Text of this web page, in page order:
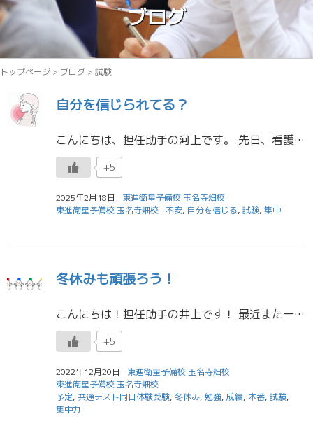
ブログ
トップページ > ブログ > 試験
自分を信じられてる？
こんにちは、担任助手の河上です。 先日、看護師国家試験を受けてきました！緊張と焦り、不安から解放されて、今はとてもすっきりしていますが、前日の夜はなかなか寝れませんでした
+5
2025年2月18日
東進衛星予備校 玉名寺畑校
東進衛星予備校 玉名寺畑校 不安, 自分を信じる, 試験, 集中
冬休みも頑張ろう！
こんにちは！担任助手の井上です！ 最近また一段と寒くなってきましたね。 私は実家で暮らしているのですが、家と繋がっているプレハブが部屋なんです。 風が吹かないだけで、室内の温度は外とほぼ同じなんですよね。 暖房などをつけ […]
+5
2022年12月20日
東進衛星予備校 玉名寺畑校
東進衛星予備校 玉名寺畑校
予定, 共通テスト同日体験受験, 冬休み, 勉強, 成績, 本番, 試験,
集中力